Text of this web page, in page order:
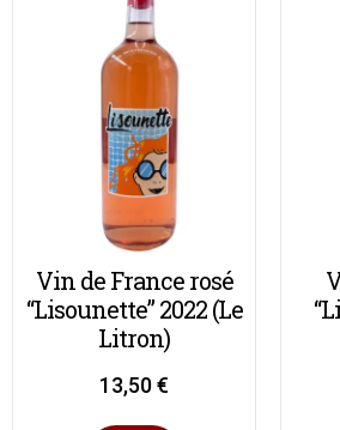
Vin de France rosé
“Lisounette” 2022 (Le
Litron)
13,50€